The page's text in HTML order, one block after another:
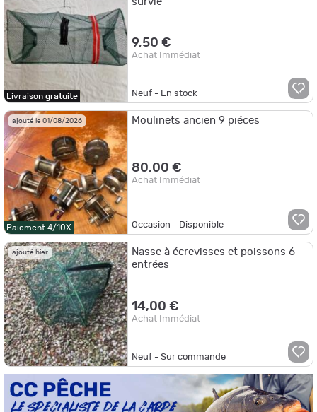
Livraison gratuite
9,50 €
Achat Immédiat
Neuf - En stock
ajouté le 01/08/2026
Paiement 4/10X
Moulinets ancien 9 piéces
80,00 €
Achat Immédiat
Occasion - Disponible
ajouté hier
Nasse à écrevisses et poissons 6
entrées
14,00 €
Achat Immédiat
Neuf - Sur commande